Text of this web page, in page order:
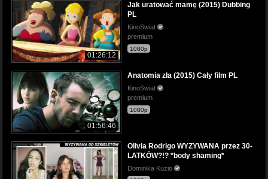
01:26:12
Jak uratować mamę (2015) Dubbing
PL
KinoSwiat
premium
1080p
01:56:46
Anatomia zła (2015) Cały film PL
KinoSwiat
premium
1080p
Olivia Rodrigo WYZYWANA przez 30-
LATKÓW?!? *body shaming*
Dominika Kuzio